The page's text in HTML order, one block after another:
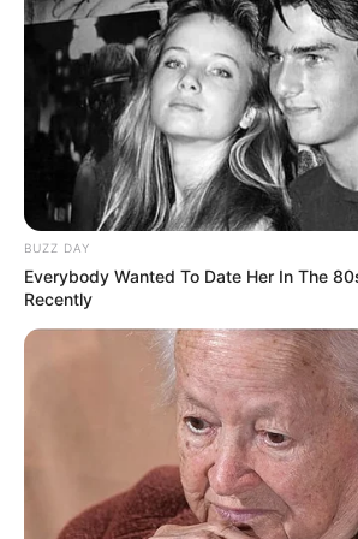
Wilder Westen und Westernstädte
Parkanlagen mit
Archäologische Museen und
Erlebnisausflüge
Hier könnenEintrittskarten für beliebte
Sehenswürdigkeiten und Museen im
über Museen in Deutschland
von
Kompass zu den
Salzdetfurth, Almstedt, Westfeld,
N
W O
BUZZ DAY
Everybody Wanted To Date Her In The
Recently